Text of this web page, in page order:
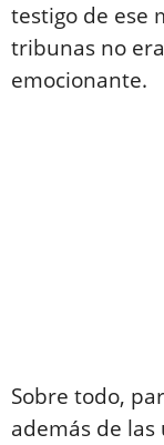
testigo de ese
tribunas no
emocionante.
Sobre todo,
además de